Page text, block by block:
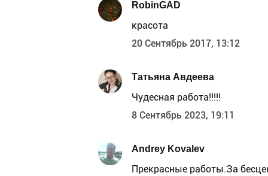
RobinGAD
красота
20 Сентябрь 2017, 13:12
Татьяна Авдеева
Чудесная работа!!!!!
8 Сентябрь 2023, 19:11
Andrey Kovalev
Прекрасные работы.За